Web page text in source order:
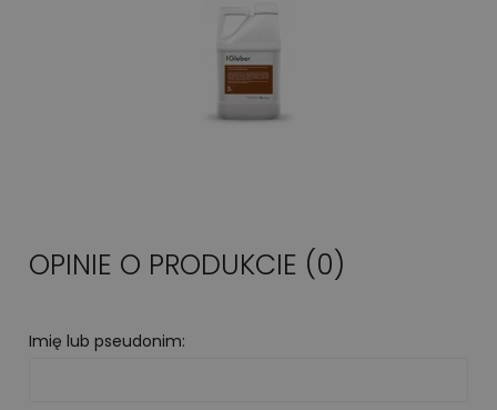
OPINIE O PRODUKCIE (0)
Imię lub pseudonim: